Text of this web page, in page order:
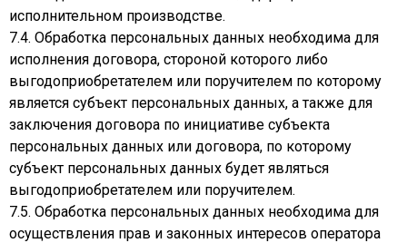
исполнительном производстве.
7.4. Обработка персональных данных необходима для
исполнения договора, стороной которого либо
выгодоприобретателем или поручителем по которому
является субъект персональных данных, а также для
заключения договора по инициативе субъекта
персональных данных или договора, по которому
субъект персональных данных будет являться
выгодоприобретателем или поручителем.
7.5. Обработка персональных данных необходима для
осуществления прав и законных интересов оператора